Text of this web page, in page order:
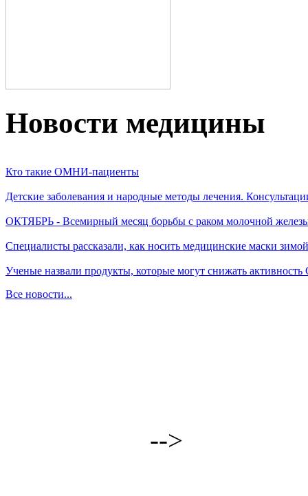
Новости медицины
Кто такие ОМНИ-пациенты
Детские заболевания и народные методы лечения.
ОКТЯБРЬ - Всемирный месяц борьбы с раком молочной
Специалисты рассказали, как носить медицинские маски зимой
Ученые назвали продукты, которые могут снижать
Все новости...
-->